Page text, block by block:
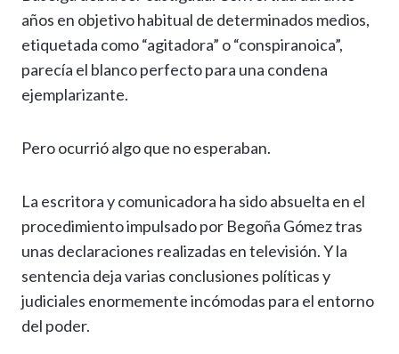
A
p
p
a
m
o
o
k
n g
er
Li
n
k
ar
ti
años en objetivo habitual de determinados medios,
etiquetada como “agitadora” o “conspiranoica”,
parecía el blanco perfecto para una condena
ejemplarizante.
Pero ocurrió algo que no esperaban.
La escritora y comunicadora ha sido absuelta en el
procedimiento impulsado por Begoña Gómez tras
unas declaraciones realizadas en televisión. Y la
sentencia deja varias conclusiones políticas y
judiciales enormemente incómodas para el entorno
del poder.